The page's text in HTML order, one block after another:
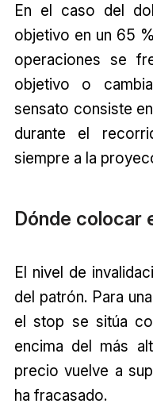
En el caso del
objetivo en un 65
operaciones se
objetivo o
sensato consiste
durante el
siempre a la
Dónde colocar
El nivel de
del patrón. Para
el stop se sitúa
encima del más
precio vuelve a
ha fracasado.